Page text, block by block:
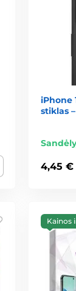
iPhone
stiklas
4,45 €
Kainos